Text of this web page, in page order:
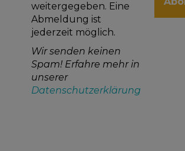
weitergegeben. Eine
Abmeldung ist
jederzeit möglich.
Wir senden keinen
Spam! Erfahre mehr in
unserer
Datenschutzerklärung